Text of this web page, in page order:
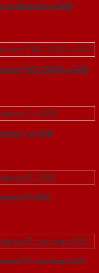
co thuy luc-a-SGD
P1R2 23029-a-SGD
1-a-SGD
P1-SGD
P1 van kem-SGD